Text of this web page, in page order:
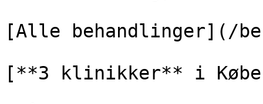
[Alle behandlinger](/
[**3 klinikker** i